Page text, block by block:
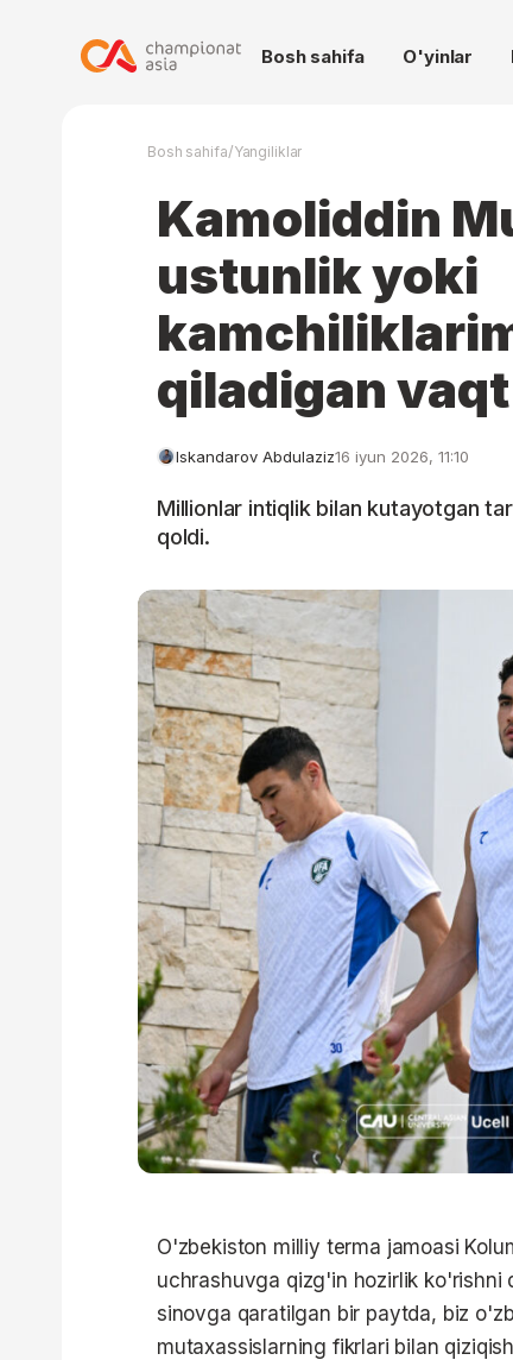
Bosh sahifa O'yinlar
Bosh sahifa/Yangiliklar
Kamoliddin
ustunlik yoki
qiladigan
Iskandarov Abdulaziz16 iyun 2026, 11:10
Millionlar intiqlik bilan kutayotgan
qoldi.
O'zbekiston milliy terma jamoasi
uchrashuvga qizg'in hozirlik ko'rishni
sinovga qaratilgan bir paytda, biz
mutaxassislarning fikrlari bilan